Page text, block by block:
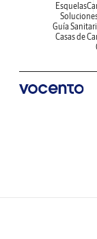
Esquelas
Guía
Casas de